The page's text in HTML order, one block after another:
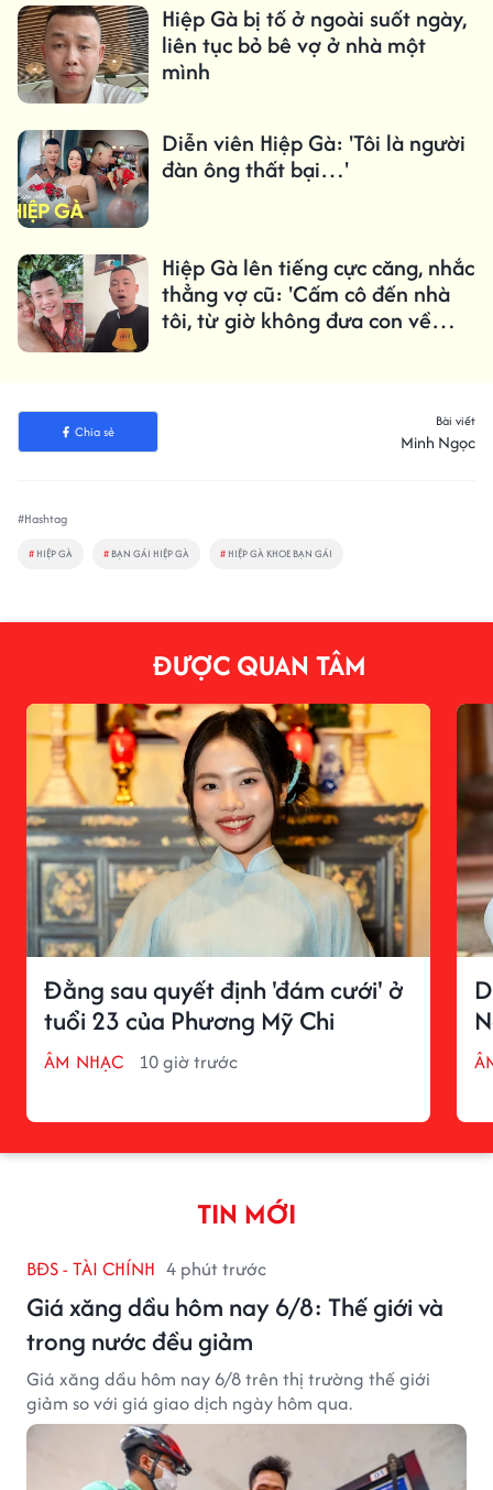
Hiệp Gà bị tố ở ngoài suốt ngày,
liên tục bỏ bê vợ ở nhà một
mình
Diễn viên Hiệp Gà: 'Tôi là người
đàn ông thất bại…'
Hiệp Gà lên tiếng cực căng, nhắc
thẳng vợ cũ: 'Cấm cô đến nhà
tôi, từ giờ không đưa con về
Chia sẻ
Bài viết
Minh Ngọc
#Hashtag
# HIỆP GÀ # BẠN GÁI HIỆP GÀ # HIỆP GÀ KHOE BẠN GÁI
ĐƯỢC QUAN TÂM
Đằng sau quyết định 'đám cưới' ở
tuổi 23 của Phương Mỹ Chi
ÂM NHẠC 10 giờ trước
TIN MỚI
BĐS - TÀI CHÍNH 4 phút trước
Giá xăng dầu hôm nay 6/8: Thế giới và
trong nước đều giảm
Giá xăng dầu hôm nay 6/8 trên thị trường thế giới
giảm so với giá giao dịch ngày hôm qua.